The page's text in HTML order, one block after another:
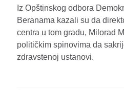
Iz Opštinskog odbora
Beranama kazali su da
centra u tom gradu, Milorad
političkim spinovima da
zdravstenoj ustanovi.